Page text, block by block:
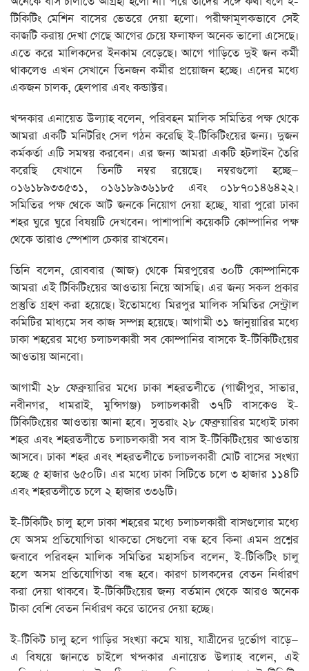
টিকিটিং মেশিন বাসের ভেতরে দেয়া হলো। পরীক্ষামূলকভাবে সেই
কাজটি করায় দেখা গেছে আগের চেয়ে ফলাফল অনেক ভালো এসেছে।
এতে করে মালিকদের ইনকাম বেড়েছে। আগে গাড়িতে দুই জন কর্মী
থাকলেও এখন সেখানে তিনজন কর্মীর প্রয়োজন হচ্ছে। এদের মধ্যে
একজন চালক, হেলপার এবং কন্ডাক্টর।
খন্দকার এনায়েত উল্যাহ বলেন, পরিবহন মালিক সমিতির পক্ষ থেকে
আমরা একটি মনিটরিং সেল গঠন করেছি ই-টিকিটিংয়ের জন্য। দুজন
কর্মকর্তা এটি সমন্বয় করবেন। এর জন্য আমরা একটি হটলাইন তৈরি
করেছি যেখানে তিনটি নম্বর রয়েছে। নম্বরগুলো হচ্ছে—
০১৬১৮৯৩৩৫৩১, ০১৬১৮৯৩৬১৮৫ এবং ০১৮৭০১৪৬৪২২।
সমিতির পক্ষ থেকে আট জনকে নিয়োগ দেয়া হচ্ছে, যারা পুরো ঢাকা
শহর ঘুরে ঘুরে বিষয়টি দেখবেন। পাশাপাশি কয়েকটি কোম্পানির পক্ষ
থেকে তারাও স্পেশাল চেকার রাখবেন।
তিনি বলেন, রোববার (আজ) থেকে মিরপুরের ৩০টি কোম্পানিকে
আমরা এই টিকিটিংয়ের আওতায় নিয়ে আসছি। এর জন্য সকল প্রকার
প্রস্তুতি গ্রহণ করা হয়েছে। ইতোমধ্যে মিরপুর মালিক সমিতির সেন্ট্রাল
কমিটির মাধ্যমে সব কাজ সম্পন্ন হয়েছে। আগামী ৩১ জানুয়ারির মধ্যে
ঢাকা শহরের মধ্যে চলাচলকারী সব কোম্পানির বাসকে ই-টিকিটিংয়ের
আওতায় আনবো।
আগামী ২৮ ফেব্রুয়ারির মধ্যে ঢাকা শহরতলীতে (গাজীপুর, সাভার,
নবীনগর, ধামরাই, মুন্সিগঞ্জ) চলাচলকারী ৩৭টি বাসকেও ই-
টিকিটিংয়ের আওতায় আনা হবে। সুতরাং ২৮ ফেব্রুয়ারির মধ্যেই ঢাকা
শহর এবং শহরতলীতে চলাচলকারী সব বাস ই-টিকিটিংয়ের আওতায়
আসবে। ঢাকা শহর এবং শহরতলীতে চলাচলকারী মোট বাসের সংখ্যা
হচ্ছে ৫ হাজার ৬৫০টি। এর মধ্যে ঢাকা সিটিতে চলে ৩ হাজার ১১৪টি
এবং শহরতলীতে চলে ২ হাজার ৩৩৬টি।
ই-টিকিটিং চালু হলে ঢাকা শহরের মধ্যে চলাচলকারী বাসগুলোর মধ্যে
যে অসম প্রতিযোগিতা থাকতো সেগুলো বন্ধ হবে কিনা এমন প্রশ্নের
জবাবে পরিবহন মালিক সমিতির মহাসচিব বলেন, ই-টিকিটিং চালু
হলে অসম প্রতিযোগিতা বন্ধ হবে। কারণ চালকদের বেতন নির্ধারণ
করা দেয়া থাকবে। ই-টিকিটিংয়ের জন্য বর্তমান থেকে আরও অনেক
টাকা বেশি বেতন নির্ধারণ করে তাদের দেয়া হচ্ছে।
ই-টিকিট চালু হলে গাড়ির সংখ্যা কমে যায়, যাত্রীদের দুর্ভোগ বাড়ে—
এ বিষয়ে জানতে চাইলে খন্দকার এনায়েত উল্যাহ বলেন, এই